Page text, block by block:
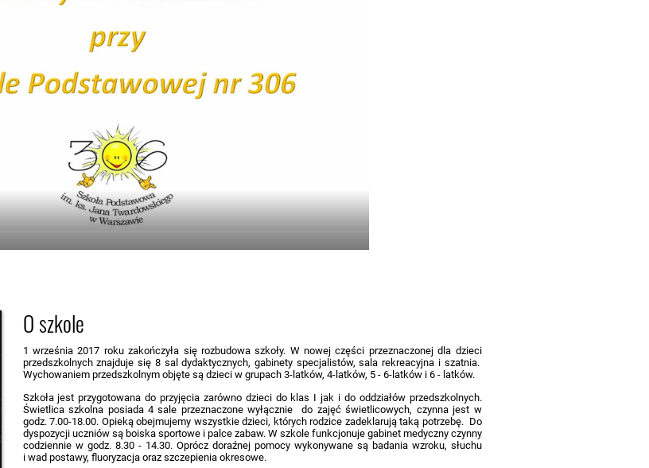
O szkole
1 września 2017 roku zakończyła się rozbudowa szkoły. W nowej części przeznaczonej dla dzieci
przedszkolnych znajduje się 8 sal dydaktycznych, gabinety specjalistów, sala rekreacyjna i szatnia.
Wychowaniem przedszkolnym objęte są dzieci w grupach 3-latków, 4-latków, 5 - 6-latków i 6 - latków.
Szkoła jest przygotowana do przyjęcia zarówno dzieci do klas I jak i do oddziałów przedszkolnych.
Świetlica szkolna posiada 4 sale przeznaczone wyłącznie do zajęć świetlicowych, czynna jest w
godz. 7.00-18.00. Opieką obejmujemy wszystkie dzieci, których rodzice zadeklarują taką potrzebę. Do
dyspozycji uczniów są boiska sportowe i palce zabaw. W szkole funkcjonuje gabinet medyczny czynny
codziennie w godz. 8.30 - 14.30. Oprócz doraźnej pomocy wykonywane są badania wzroku, słuchu
i wad postawy, fluoryzacja oraz szczepienia okresowe.